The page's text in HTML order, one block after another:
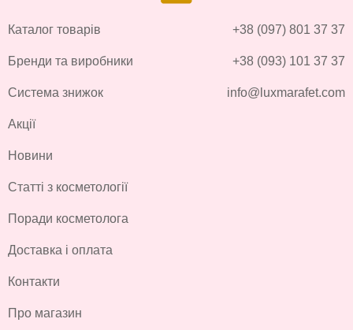
Каталог товарів
Бренди та виробники
Система знижок
Акції
Новини
Статті з косметології
Поради косметолога
Доставка і оплата
Контакти
Про магазин
+38 (097) 801 37 37
+38 (093) 101 37 37
info@luxmarafet.com